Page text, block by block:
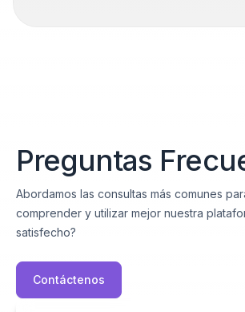
Preguntas
Abordamos las consultas más comunes
comprender y utilizar mejor nuestra
satisfecho?
Contáctenos